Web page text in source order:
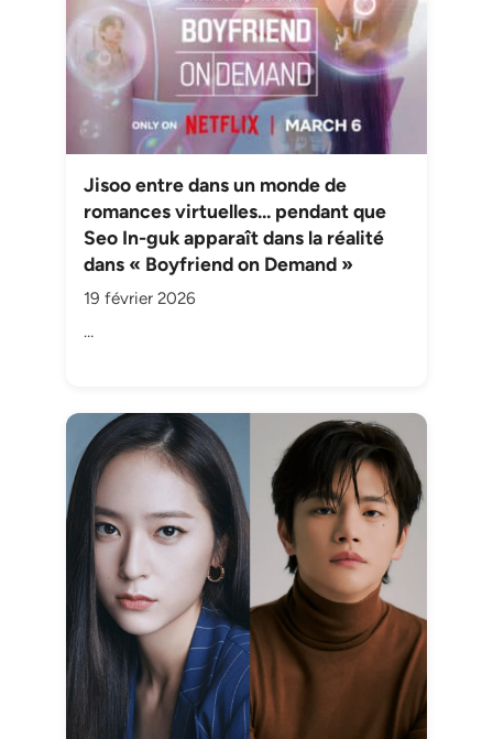
Jisoo entre dans un monde de
romances virtuelles… pendant que
Seo In-guk apparaît dans la réalité
dans « Boyfriend on Demand »
19 février 2026
…